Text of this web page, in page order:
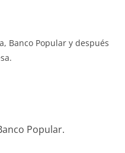
Banco Popular y después
Popular.